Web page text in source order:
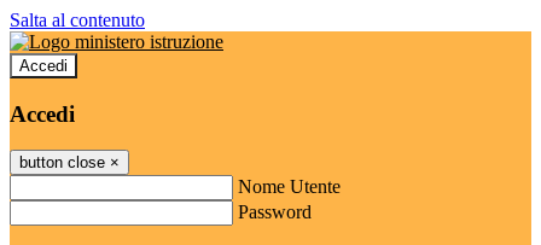
Salta al contenuto
Accedi
Accedi
button close ×
Nome Utente
Password